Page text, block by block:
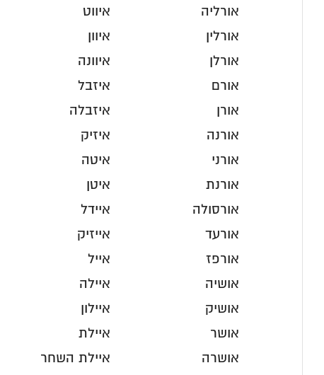
אורליה
אורלין
אורלן
אורם
אורן
אורנה
אורני
אורנת
אורסולה
אורעד
אורפז
אושיה
אושיק
אושר
אושרה
איווט
איוון
איוונה
איזבל
איזבלה
איזיק
איטה
איטן
איידל
אייזיק
אייל
איילה
איילון
איילת
איילת השחר